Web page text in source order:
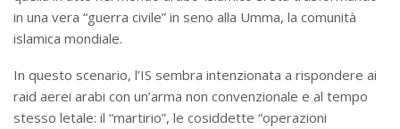
in una vera “guerra civile” in seno alla Umma, la comunità
islamica mondiale.
In questo scenario, l’IS sembra intenzionata a rispondere ai
raid aerei arabi con un’arma non convenzionale e al tempo
stesso letale: il “martirio”, le cosiddette “operazioni